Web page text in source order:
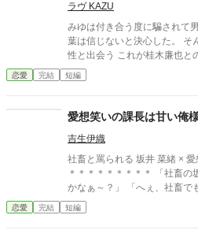
覚えてる？」 夏祭りの夜、蓮
の言葉が、十年の重さを纏っ
ラヴ KAZU
みゆは付き合う度に騙されて
葉は信じないと決心した。 そんなある日会社の休憩室で一人の男
性と出会う これが桂木廉也と
られない程の愛情を注ぐ。 みゆは一瞬にして廉也と恋に落ちたが
同じ過ちを犯してはいけない
為だった。 二人の恋の行方は
恋愛 完結 短編
愛想笑いの課長は甘い俺
吉生伊織
社畜と罵られる 坂井 菜緒 × 愛想笑いが得意の俺様課長 堤 将暉 ＊
＊＊＊＊＊＊＊＊＊ 「社畜の坂井さんはこんな仕事もできないの
かなぁ～？」 「へぇ、社畜でも反抗心あるんだ」 あることがきっ
かけで社畜と罵られる日々。 私以外には愛想笑いをするのに、私
には厳しい。 そんな課長を避けたいのに甘やかしてくるのはどう
恋愛 完結 短編